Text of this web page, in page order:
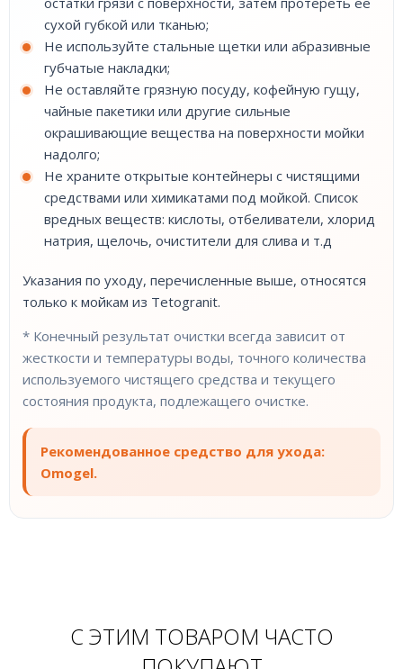
сухой губкой или тканью;
Не используйте стальные щетки или абразивные
губчатые накладки;
Не оставляйте грязную посуду, кофейную гущу,
чайные пакетики или другие сильные
окрашивающие вещества на поверхности мойки
надолго;
Не храните открытые контейнеры с чистящими
средствами или химикатами под мойкой. Список
вредных веществ: кислоты, отбеливатели, хлорид
натрия, щелочь, очистители для слива и т.д
Указания по уходу, перечисленные выше, относятся
только к мойкам из Tetogranit.
* Конечный результат очистки всегда зависит от
жесткости и температуры воды, точного количества
используемого чистящего средства и текущего
состояния продукта, подлежащего очистке.
Рекомендованное средство для ухода:
Omogel.
С ЭТИМ ТОВАРОМ ЧАСТО